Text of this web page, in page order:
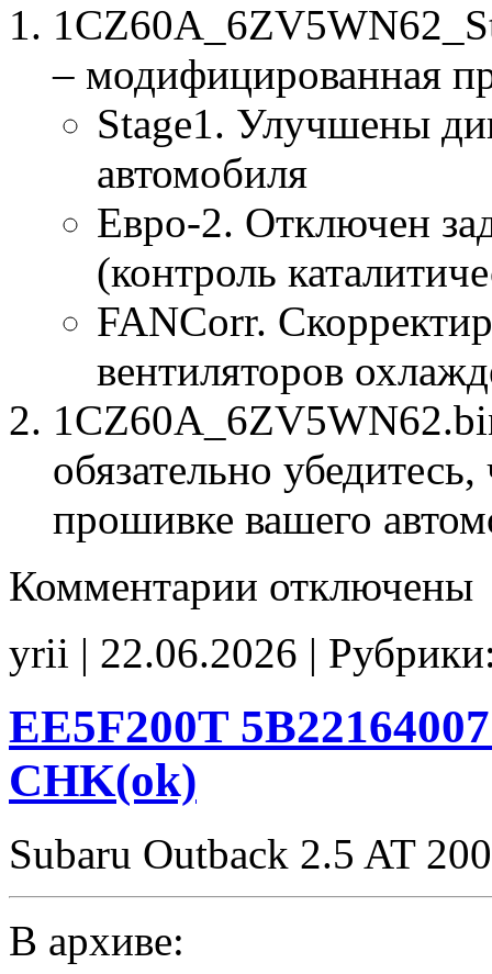
– модифицированная
Stage1. Улучшены
автомобиля
Евро-2. Отключен
(контроль
FANCorr.
вентиляторов
обязательно
прошивке вашего
Комментарии записи
Stage1
E2Catoff
noCHK
отключены
yrii | 22.06.2026 |
EE5F200T
CHK(ok)
Subaru Outback 2.5 AT
В архиве: